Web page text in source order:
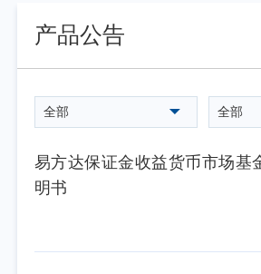
产品公告
全部 全部
易方达保证金收益货币市场基
明书